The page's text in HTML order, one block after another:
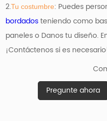
2.Tu costumbre: Puedes
bordadosteniendo como
paneles o Danos tu diseño.
¡Contáctenos si es
Pregunte ahora